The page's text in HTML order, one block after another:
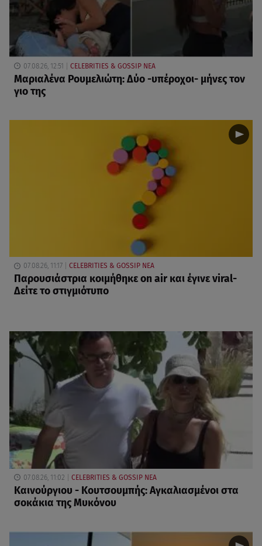
07.08.26, 12:51 CELEBRITIES & GOSSIP ΝΕΑ
Μαριαλένα Ρουμελιώτη: Δύο -υπέροχοι- μήνες τον
γιο της
07.08.26, 11:17 CELEBRITIES & GOSSIP ΝΕΑ
Παρουσιάστρια κοιμήθηκε on air και έγινε viral-
Δείτε το στιγμιότυπο
07.08.26, 11:02 CELEBRITIES & GOSSIP ΝΕΑ
Καινούργιου - Κουτσουμπής: Αγκαλιασμένοι στα
σοκάκια της Μυκόνου